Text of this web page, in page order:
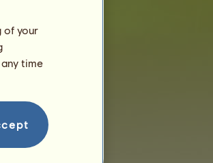
of your
time